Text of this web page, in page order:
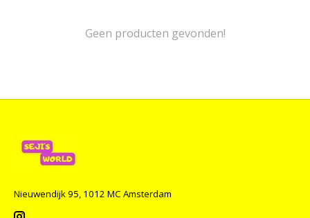
Geen producten gevonden!
Nieuwendijk 95, 1012 MC Amsterdam